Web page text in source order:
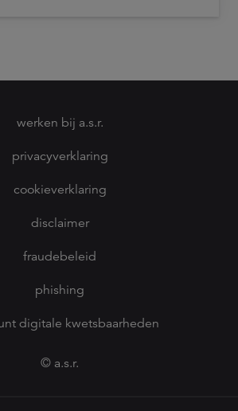
werken bij a.s.r.
privacyverklaring
cookieverklaring
disclaimer
fraudebeleid
phishing
digitale kwetsbaarheden
© a.s.r.